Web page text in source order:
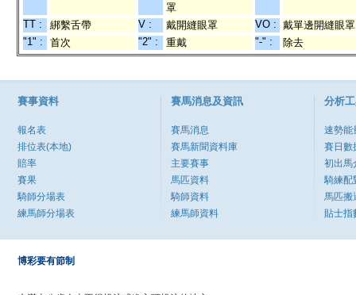
罩
TT : 綁繫舌帶 V : 戴開縫眼罩 VO : 戴單邊開縫眼罩
"1" :
首次 "2" : 重戴 "-" : 除去
賽事資料
報名表
排位表(本地)
賠率
賽果
騎師分場表
練馬師分場表
賽馬消息及資訊
賽馬消息
賽馬新聞資料庫
主要賽事
馬匹資料
騎師資料
練馬師資料
分析
速勢能
賽日數
初出馬
騎練配
馬匹搬
貼士指
博彩要有節制